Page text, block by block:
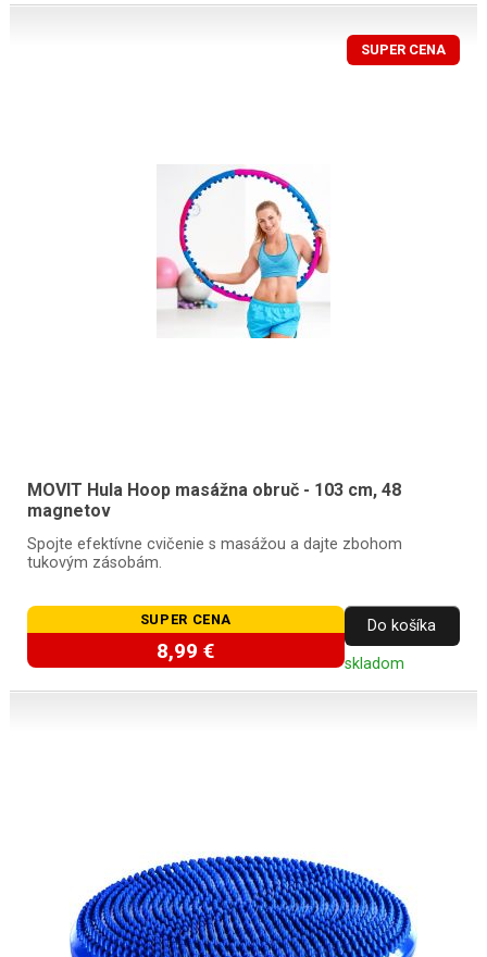
SUPER CENA
MOVIT Hula Hoop masážna obruč - 103 cm, 48
magnetov
Spojte efektívne cvičenie s masážou a dajte zbohom
tukovým zásobám.
SUPER CENA
8,99 €
Do košíka
skladom